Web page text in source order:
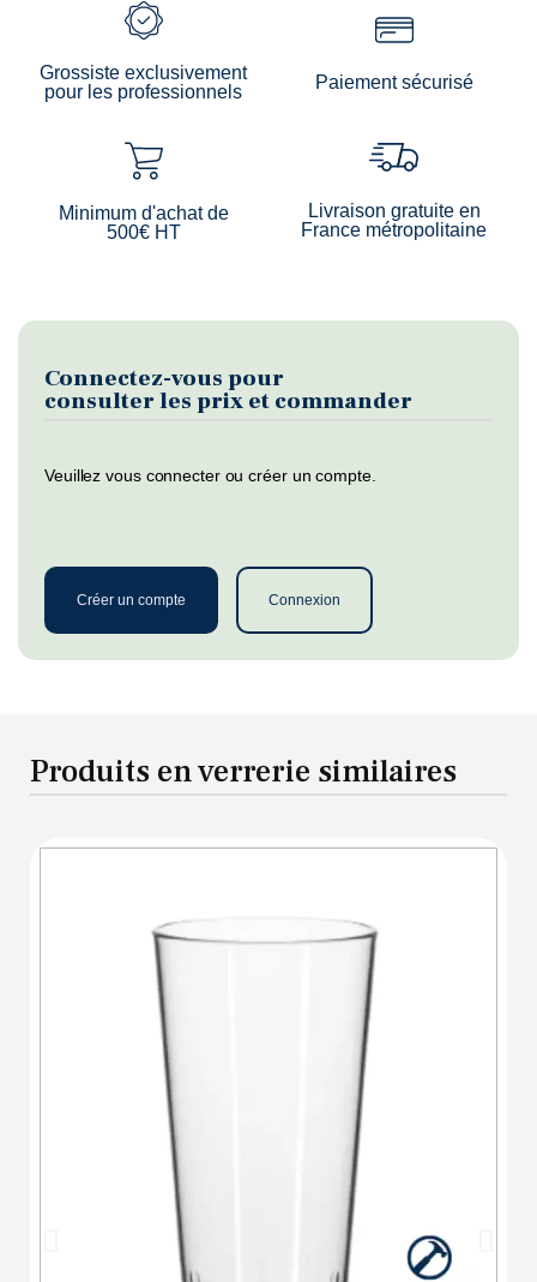
Grossiste exclusivement
pour les professionnels
Paiement sécurisé
Minimum d'achat de
500€ HT
Livraison gratuite en
France métropolitaine
Connectez-vous pour
consulter les prix et commander
Veuillez vous connecter ou créer un compte.
Créer un compte Connexion
Produits en verrerie similaires